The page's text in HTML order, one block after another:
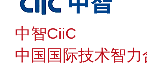
中智CiiC
中国国际技术智